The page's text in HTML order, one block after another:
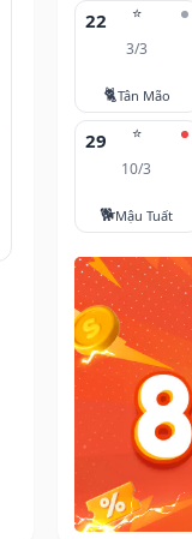
⭐
22
3/3
🐈Tân Mão
⭐
29
10/3
🐕Mậu Tuất